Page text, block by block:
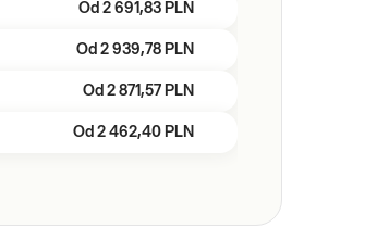
Od 2 691,83 PLN
Od 2 939,78 PLN
Od 2 871,57 PLN
Od 2 462,40 PLN